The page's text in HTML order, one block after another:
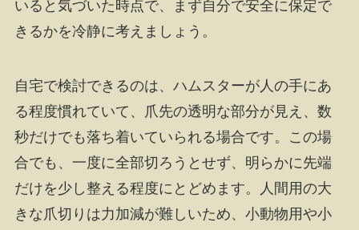
いると気づいた時点で、まず自分で安全に保定で
きるかを冷静に考えましょう。
自宅で検討できるのは、ハムスターが人の手にあ
る程度慣れていて、爪先の透明な部分が見え、数
秒だけでも落ち着いていられる場合です。この場
合でも、一度に全部切ろうとせず、明らかに先端
だけを少し整える程度にとどめます。人間用の大
きな爪切りは力加減が難しいため、小動物用や小